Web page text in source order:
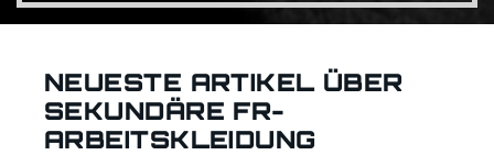
NEUESTE ARTIKEL ÜBER
SEKUNDÄRE FR-
ARBEITSKLEIDUNG